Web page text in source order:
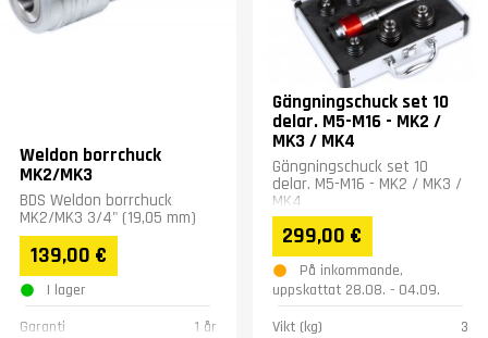
Weldon borrchuck
MK2/MK3
BDS Weldon borrchuck
MK2/MK3 3/4" (19,05 mm)
139,00 €
I lager
Garanti
1 år
Gängningschuck set 10
delar. M5-M16 - MK2 /
MK3 / MK4
Gängningschuck set 10
delar. M5-M16 - MK2 / MK3 /
MK4
299,00 €
På inkommande,
uppskattat 28.08. - 04.09.
Vikt (kg)
3